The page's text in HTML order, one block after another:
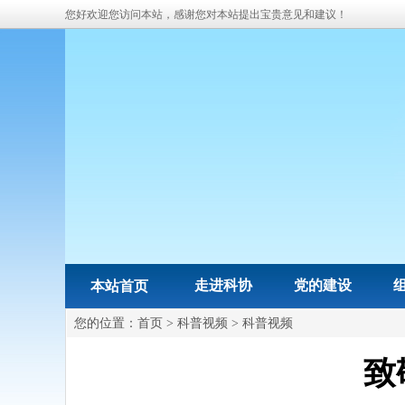
您好欢迎您访问本站，感谢您对本站提出宝贵意见和建议！
本站首页 走进科协 党的建设
您的位置： 首页 > 科普视频 > 科普视频
致